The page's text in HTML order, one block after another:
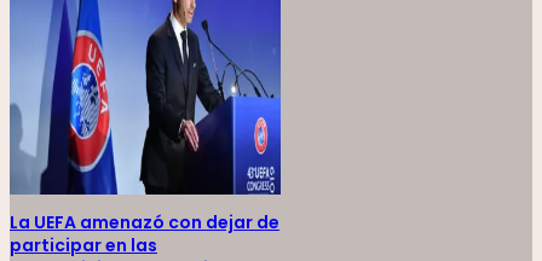
La UEFA amenazó con dejar de
participar en las